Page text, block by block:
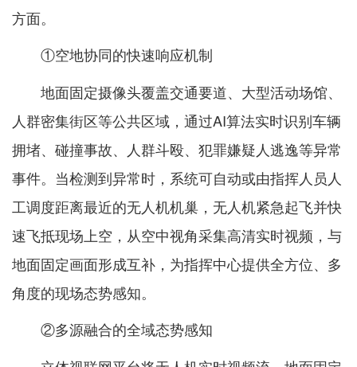
方面。
①空地协同的快速响应机制
地面固定摄像头覆盖交通要道、大型活动场馆、
人群密集街区等公共区域，通过AI算法实时识别车辆
拥堵、碰撞事故、人群斗殴、犯罪嫌疑人逃逸等异常
事件。当检测到异常时，系统可自动或由指挥人员人
工调度距离最近的无人机机巢，无人机紧急起飞并快
速飞抵现场上空，从空中视角采集高清实时视频，与
地面固定画面形成互补，为指挥中心提供全方位、多
角度的现场态势感知。
②多源融合的全域态势感知